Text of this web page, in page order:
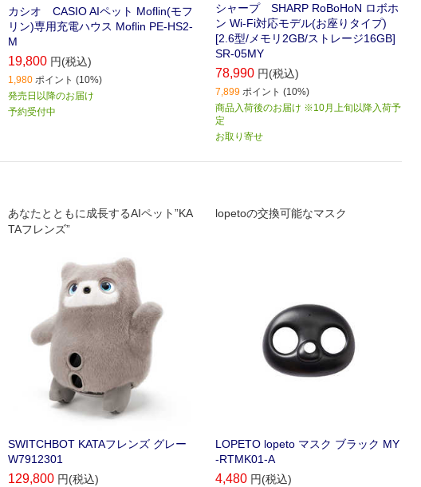
カシオ CASIO AIペット Moflin(モフ
リン)専用充電ハウス Moflin PE-HS2-
M
19,800 円(税込)
1,980 ポイント (10%)
発売日以降のお届け
予約受付中
シャープ SHARP RoBoHoN ロボホ
ン Wi-Fi対応モデル(お座りタイプ)
[2.6型/メモリ2GB/ストレージ16GB]
SR-05MY
78,990 円(税込)
7,899 ポイント (10%)
商品入荷後のお届け ※10月上旬以降入荷予
定
お取り寄せ
あなたとともに成長するAIペット”KA
TAフレンズ”
SWITCHBOT KATAフレンズ グレー
W7912301
129,800 円(税込)
lopetoの交換可能なマスク
LOPETO lopeto マスク ブラック MY
-RTMK01-A
4,480 円(税込)